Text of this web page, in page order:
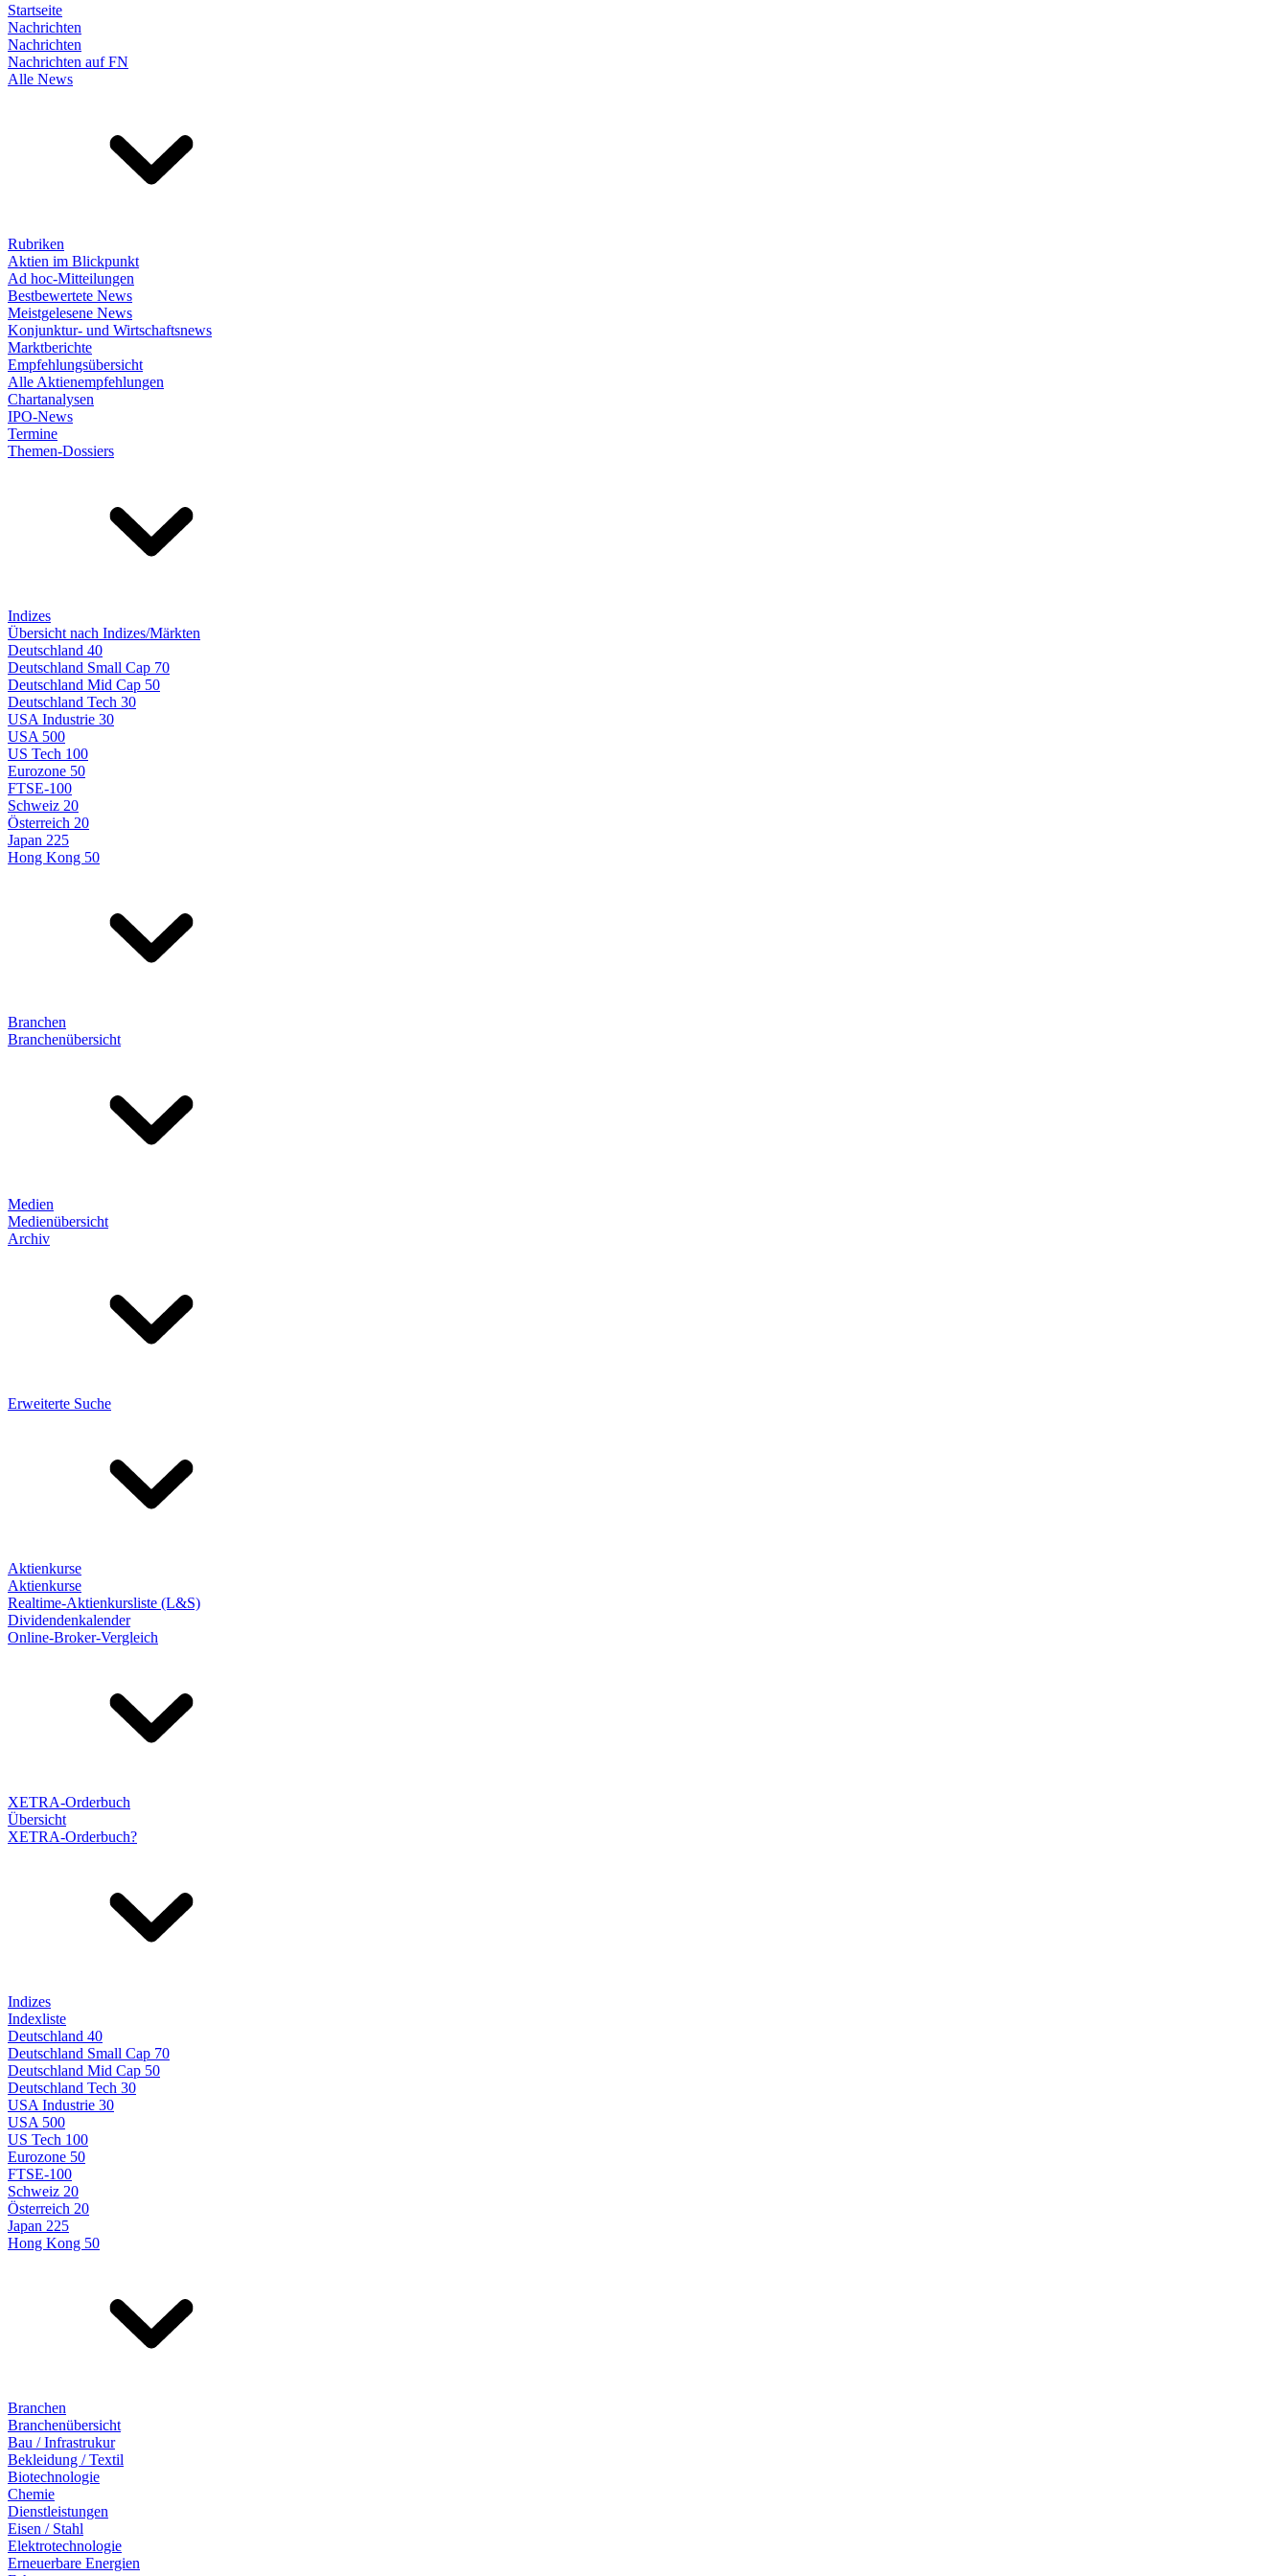
Startseite
Nachrichten
Nachrichten
Nachrichten auf FN
Alle News
Rubriken
Aktien im Blickpunkt
Ad hoc-Mitteilungen
Bestbewertete News
Meistgelesene News
Konjunktur- und Wirtschaftsnews
Marktberichte
Empfehlungsübersicht
Alle Aktienempfehlungen
Chartanalysen
IPO-News
Termine
Themen-Dossiers
Indizes
Übersicht nach Indizes/Märkten
Deutschland 40
Deutschland Small Cap 70
Deutschland Mid Cap 50
Deutschland Tech 30
USA Industrie 30
USA 500
US Tech 100
Eurozone 50
FTSE-100
Schweiz 20
Österreich 20
Japan 225
Hong Kong 50
Branchen
Branchenübersicht
Medien
Medienübersicht
Archiv
Erweiterte Suche
Aktienkurse
Aktienkurse
Realtime-Aktienkursliste (L&S)
Dividendenkalender
Online-Broker-Vergleich
XETRA-Orderbuch
Übersicht
XETRA-Orderbuch?
Indizes
Indexliste
Deutschland 40
Deutschland Small Cap 70
Deutschland Mid Cap 50
Deutschland Tech 30
USA Industrie 30
USA 500
US Tech 100
Eurozone 50
FTSE-100
Schweiz 20
Österreich 20
Japan 225
Hong Kong 50
Branchen
Branchenübersicht
Bau / Infrastrukur
Bekleidung / Textil
Biotechnologie
Chemie
Dienstleistungen
Eisen / Stahl
Elektrotechnologie
Erneuerbare Energien